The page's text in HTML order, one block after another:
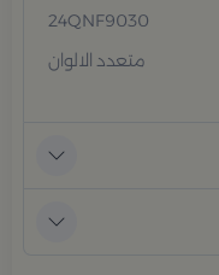
24QNF9030
متعدد الالوان